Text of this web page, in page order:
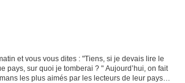
et vous vous dites : "Tiens, si je devais lire le
pays, sur quoi je tomberai ? " Aujourd’hui, on fait
les plus aimés par les lecteurs de leur pays…